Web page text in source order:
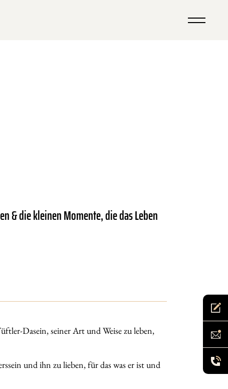
& die kleinen Momente, die das Leben
Dasein, seiner Art und Weise zu leben,
und ihn zu lieben, für das was er ist und